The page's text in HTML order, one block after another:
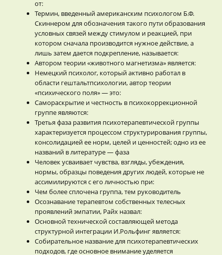
от:
Термин, введенный американским психологом Б.Ф.
Скиннером для обозначения такого пути образования
условных связей между стимулом и реакцией, при
котором сначала производится нужное действие, а
лишь затем дается подкрепление, называется:
Автором теории «животного магнетизма» является:
Немецкий психолог, который активно работал в
области гештальтпсихологии, автор теории
«психического поля» — это:
Самораскрытие и честность в психокоррекционной
группе являются:
Третья фаза развития психотерапевтической группы
характеризуется процессом структурирования группы,
консолидацией ее норм, целей и ценностей; одно из ее
названий в литературе — фаза
Человек усваивает чувства, взгляды, убеждения,
нормы, образцы поведения других людей, которые не
ассимилируются с его личностью при:
Чем более сплочена группа, тем руководитель
Осознавание терапевтом собственных телесных
проявлений эмпатии, Райх назвал:
Основной технической составляющей метода
структурной интеграции И.Рольфинг является:
Собирательное название для психотерапевтических
подходов, где основное внимание уделяется